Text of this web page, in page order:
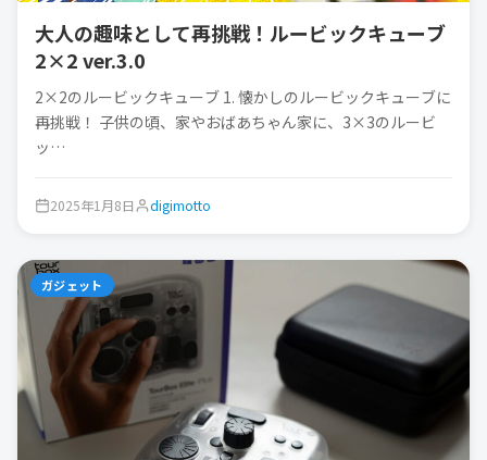
大人の趣味として再挑戦！ルービックキューブ
2×2 ver.3.0
2×2のルービックキューブ 1. 懐かしのルービックキューブに
再挑戦！ 子供の頃、家やおばあちゃん家に、3×3のルービ
ッ…
2025年1月8日 digimotto
ガジェット